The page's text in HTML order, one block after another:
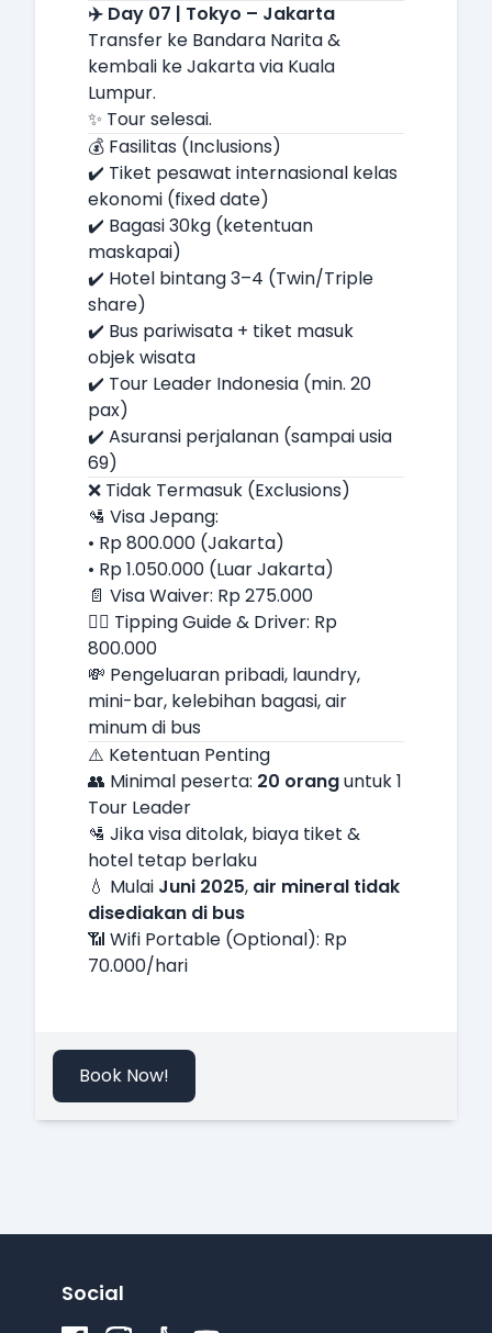
✈️ Day 07 | Tokyo – Jakarta
Transfer ke Bandara Narita &
kembali ke Jakarta via Kuala
Lumpur.
✨ Tour selesai.
💰 Fasilitas (Inclusions)
✔️ Tiket pesawat internasional kelas
ekonomi (fixed date)
✔️ Bagasi 30kg (ketentuan
maskapai)
✔️ Hotel bintang 3–4 (Twin/Triple
share)
✔️ Bus pariwisata + tiket masuk
objek wisata
✔️ Tour Leader Indonesia (min. 20
pax)
✔️ Asuransi perjalanan (sampai usia
69)
❌ Tidak Termasuk (Exclusions)
🛂 Visa Jepang:
• Rp 800.000 (Jakarta)
• Rp 1.050.000 (Luar Jakarta)
📄 Visa Waiver: Rp 275.000
💁‍♂️ Tipping Guide & Driver: Rp
800.000
💸 Pengeluaran pribadi, laundry,
mini-bar, kelebihan bagasi, air
minum di bus
⚠️ Ketentuan Penting
👥 Minimal peserta: 20 oranguntuk 1
Tour Leader
🛂 Jika visa ditolak, biaya tiket &
hotel tetap berlaku
💧 Mulai Juni 2025, air mineral tidak
disediakan di bus
📶 Wifi Portable (Optional): Rp
70.000/hari
Book Now!
Social